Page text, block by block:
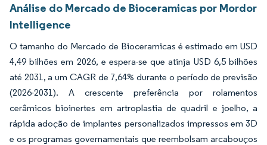
Análise do Mercado de Bioceramicas por Mordor
Intelligence
O tamanho do Mercado de Bioceramicas é estimado em USD
4,49 bilhões em 2026, e espera-se que atinja USD 6,5 bilhões
até 2031, a um CAGR de 7,64% durante o período de previsão
(2026-2031). A crescente preferência por rolamentos
cerâmicos bioinertes em artroplastia de quadril e joelho, a
rápida adoção de implantes personalizados impressos em 3D
e os programas governamentais que reembolsam arcabouços